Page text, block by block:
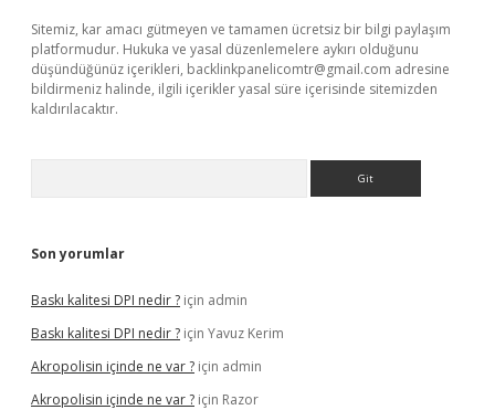
Sitemiz, kar amacı gütmeyen ve tamamen ücretsiz bir bilgi paylaşım
platformudur. Hukuka ve yasal düzenlemelere aykırı olduğunu
düşündüğünüz içerikleri, backlinkpanelicomtr@gmail.com adresine
bildirmeniz halinde, ilgili içerikler yasal süre içerisinde sitemizden
kaldırılacaktır.
Son yorumlar
Baskı kalitesi DPI nedir ? için admin
Baskı kalitesi DPI nedir ? için Yavuz Kerim
Akropolisin içinde ne var ? için admin
Akropolisin içinde ne var ? için Razor